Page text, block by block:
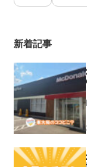
新着記事